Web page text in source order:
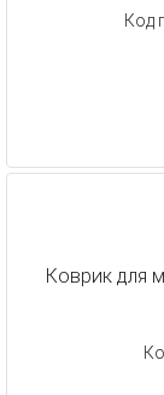
Код
Коврик для